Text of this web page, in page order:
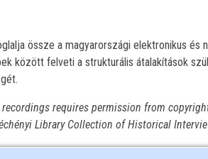
össze a magyarországi elektronikus és
között felveti a strukturális átalakítások
requires permission from
Library Collection of Historical